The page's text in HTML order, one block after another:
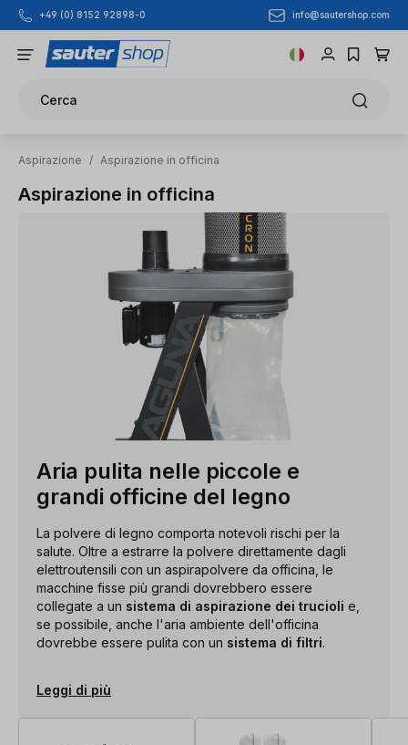
Passa al contenuto principale
+49 (0) 8152 92898-0 info@sautershop.com
Cerca
Aspirazione / Aspirazione in officina
Aspirazione in officina
Aria pulita nelle piccole e
grandi officine del legno
La polvere di legno comporta notevoli rischi per la
salute. Oltre a estrarre la polvere direttamente dagli
elettroutensili con un aspirapolvere da officina, le
macchine fisse più grandi dovrebbero essere
collegate a un sistema di aspirazione dei trucioli e,
se possibile, anche l'aria ambiente dell'officina
dovrebbe essere pulita con un sistema di filtri.
Leggi di più